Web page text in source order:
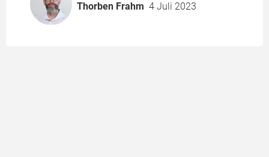
Thorben Frahm 4 Juli 2023